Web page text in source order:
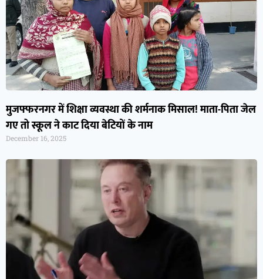
मुजफ्फरनगर में शिक्षा व्यवस्था की शर्मनाक मिसाल! माता-पिता जेल
गए तो स्कूल ने काट दिया बेटियों के नाम
December 16, 2025